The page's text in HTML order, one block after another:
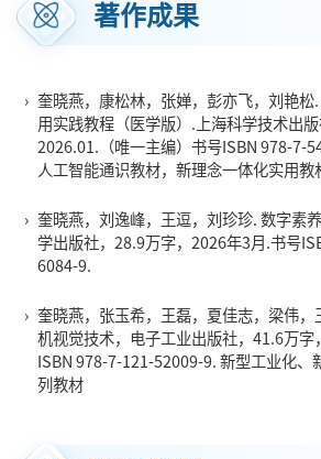
论文30余篇，主编教材15部，主审教材1部
育部基础学科拔尖学生培养计划2.0研究课
项，获电子工业出版社成立40周年教育出版
岗敬业，性格温和、乐观、积极上进，工
责，思路清晰，学生评价达95分以上，入选
名在各学院前20%的教师名单。
主持国家自然科学基金重点、面上及青年基
外国专家引进项目以及省部级科研项目10余
TMC、IEEE TVCG、IEEE TMM、IEEE
MICCAI、BIBM、ESWA、KBS等CCF A/B
Transactions、中科院一区TOP等国际权威
获 湖南省科技进步奖二等奖（排1），中国
著作成果
› 奎晓燕，康松林，张婵，彭亦飞，刘艳松
用实践教程（医学版）.上海科学技术出版
2026.01.（唯一主编）书号ISBN 978-7-
人工智能通识教材，新理念一体化实用教
› 奎晓燕，刘逸峰，王逗，刘珍珍. 数字素
学出版社，28.9万字，2026年3月.书号
6084-9.
› 奎晓燕，张玉希，王磊，夏佳志，梁伟，
机视觉技术，电子工业出版社，41.6万字
ISBN 978-7-121-52009-9. 新型工业化、
列教材